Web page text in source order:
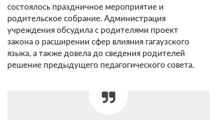
состоялось праздничное мероприятие и
родительское собрание. Администрация
учреждения обсудила с родителями проект
закона о расширении сфер влияния гагаузского
языка, а также довела до сведения родителей
решение предыдущего педагогического совета.